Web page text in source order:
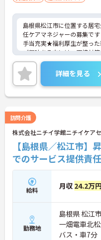
島根県松江市に位置する居
任ケアマネジャーの募集です
手当充実★福利厚生が整っ
ご興味ある方には、面接対
詳細をお話しいたしますの
い。
詳細を見る
訪問介護
株式会社ニチイ学館ニチイケア
【島根県／松江市
でのサービス提供責
給料 月収 24.2万
勤務地
島根県 松江
一畑電車北
バス・車7分